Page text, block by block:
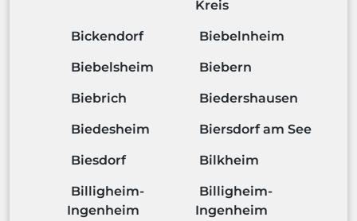
Kreis
Bickendorf Biebelnheim
Biebelsheim Biebern
Biebrich Biedershausen
Biedesheim Biersdorf am See
Biesdorf Bilkheim
Billigheim-
Ingenheim
Billigheim-
Ingenheim